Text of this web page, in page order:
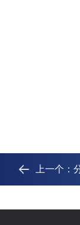
上一个：